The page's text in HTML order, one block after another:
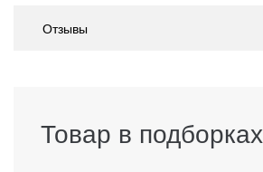
Отзывы
Товар в подборках